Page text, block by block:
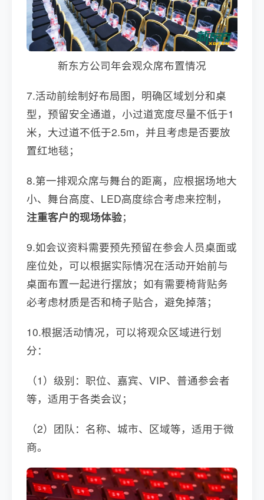
新东方公司年会观众席布置情况
7.活动前绘制好布局图，明确区域划分和桌
型，预留安全通道，小过道宽度尽量不低于1
米，大过道不低于2.5m，并且考虑是否要放
置红地毯；
8.第一排观众席与舞台的距离，应根据场地大
小、舞台高度、LED高度综合考虑来控制，
注重客户的现场体验；
9.如会议资料需要预先预留在参会人员桌面或
座位处，可以根据实际情况在活动开始前与
桌面布置一起进行摆放；如有需要椅背贴务
必考虑材质是否和椅子贴合，避免掉落；
10.根据活动情况，可以将观众区域进行划
分：
（1）级别：职位、嘉宾、VIP、普通参会者
等，适用于各类会议；
（2）团队：名称、城市、区域等，适用于微
商。